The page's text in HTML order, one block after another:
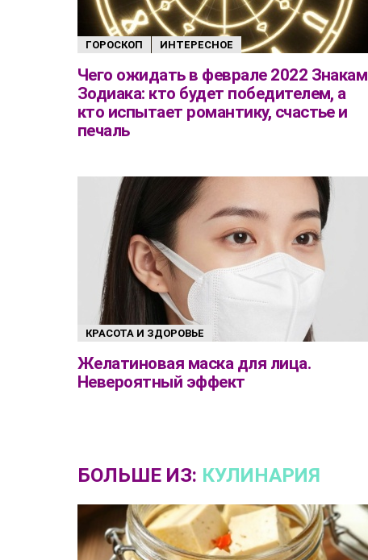
ГОРОСКОП ИНТЕРЕСНОЕ
Чего ожидать в феврале 2022 Знакам
Зодиака: кто будет победителем, а
кто испытает романтику, счастье и
печаль
КРАСОТА И ЗДОРОВЬЕ
Желатиновая маска для лица.
Невероятный эффект
БОЛЬШЕ ИЗ: КУЛИНАРИЯ